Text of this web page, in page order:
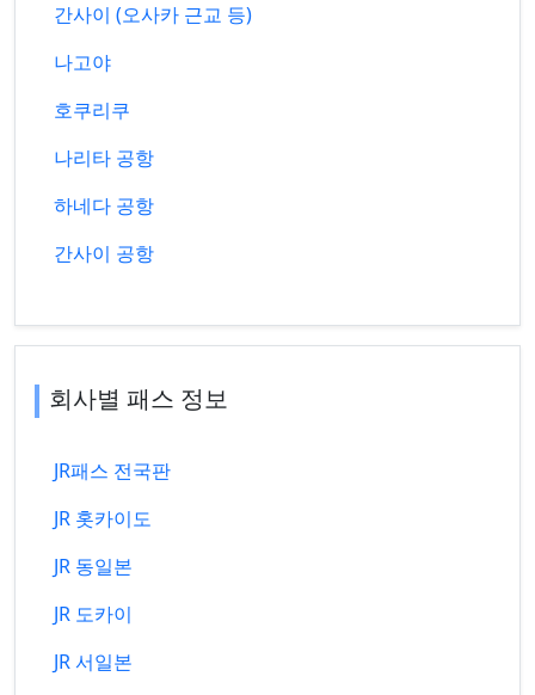
간사이 (오사카 근교 등)
나고야
호쿠리쿠
나리타 공항
하네다 공항
간사이 공항
회사별 패스 정보
JR패스 전국판
JR 홋카이도
JR 동일본
JR 도카이
JR 서일본